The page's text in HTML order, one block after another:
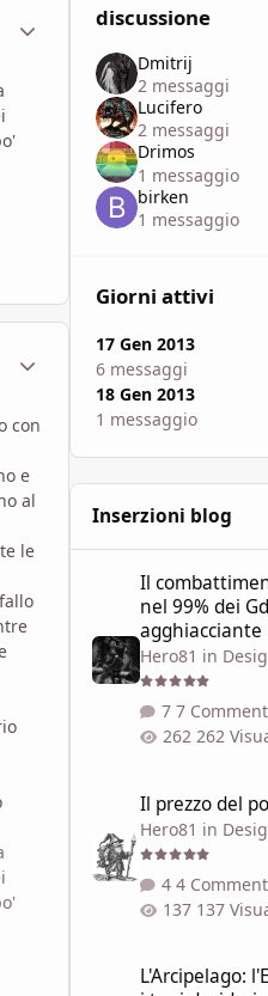
Statistiche Autore
Statistiche Autore
con
e
al
le
discussione
Dmitrij
2 messaggi
Lucifero
2 messaggi
Drimos
1 messaggio
birken
1 messaggio
Giorni attivi
17 Gen 2013
6 messaggi
18 Gen 2013
1 messaggio
Inserzioni blog
Il
nel 99% dei
agghiacciante
Hero81 in
7
262
Il prezzo del
Hero81 in
4
137
L'Arcipelago: